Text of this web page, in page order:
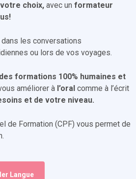
choix, avec un formateur
les conversations
ou lors de vos voyages.
des formations 100% humaines et
améliorer à l’oral comme à l’écrit
et de votre niveau.
de Formation (CPF) vous permet de
Langue